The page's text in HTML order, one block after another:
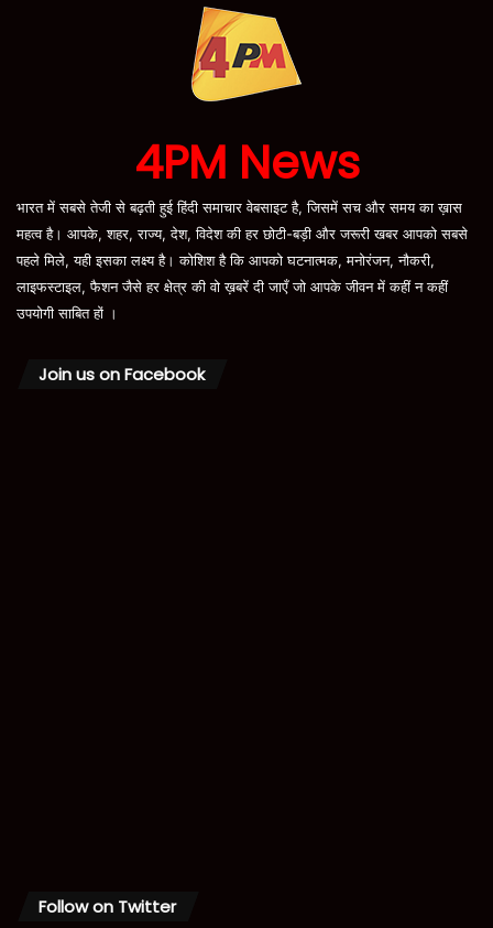
4PM News
भारत में सबसे तेजी से बढ़ती हुई हिंदी समाचार वेबसाइट है, जिसमें सच और समय का ख़ास
महत्व है। आपके, शहर, राज्य, देश, विदेश की हर छोटी-बड़ी और जरूरी खबर आपको सबसे
पहले मिले, यही इसका लक्ष्य है। कोशिश है कि आपको घटनात्मक, मनोरंजन, नौकरी,
लाइफस्टाइल, फैशन जैसे हर क्षेत्र की वो ख़बरें दी जाएँ जो आपके जीवन में कहीं न कहीं
उपयोगी साबित हों ।
Join us on Facebook
Follow on Twitter